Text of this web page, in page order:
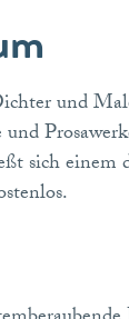
und
sich